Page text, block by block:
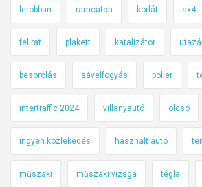
lerobban ramcatch korlát sx4
felirat plakett katalizátor
besorolás sávelfogyás poller
intertraffic 2024 villanyautó olcsó
ingyen közlekedés használt autó
műszaki műszaki vizsga tégla